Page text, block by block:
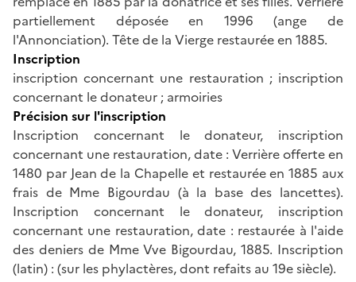
partiellement déposée en 1996 (ange de
l'Annonciation). Tête de la Vierge restaurée en 1885.
Inscription
inscription concernant une restauration ; inscription
concernant le donateur ; armoiries
Précision sur l'inscription
Inscription concernant le donateur, inscription
concernant une restauration, date : Verrière offerte en
1480 par Jean de la Chapelle et restaurée en 1885 aux
frais de Mme Bigourdau (à la base des lancettes).
Inscription concernant le donateur, inscription
concernant une restauration, date : restaurée à l'aide
des deniers de Mme Vve Bigourdau, 1885. Inscription
(latin) : (sur les phylactères, dont refaits au 19e siècle).